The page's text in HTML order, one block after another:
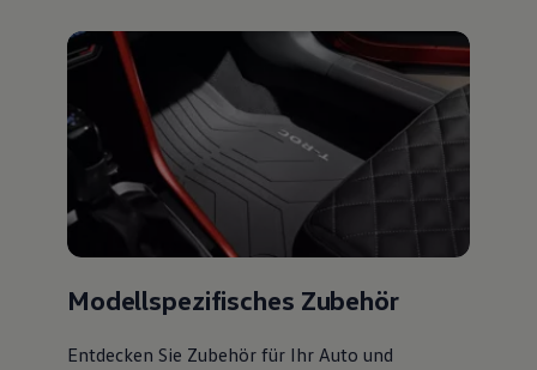
Modellspezifisches Zubehör
Entdecken Sie Zubehör für Ihr Auto und